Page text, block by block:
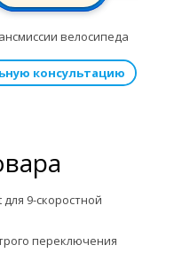
велосипеда
консультацию
9-скоростной
переключения